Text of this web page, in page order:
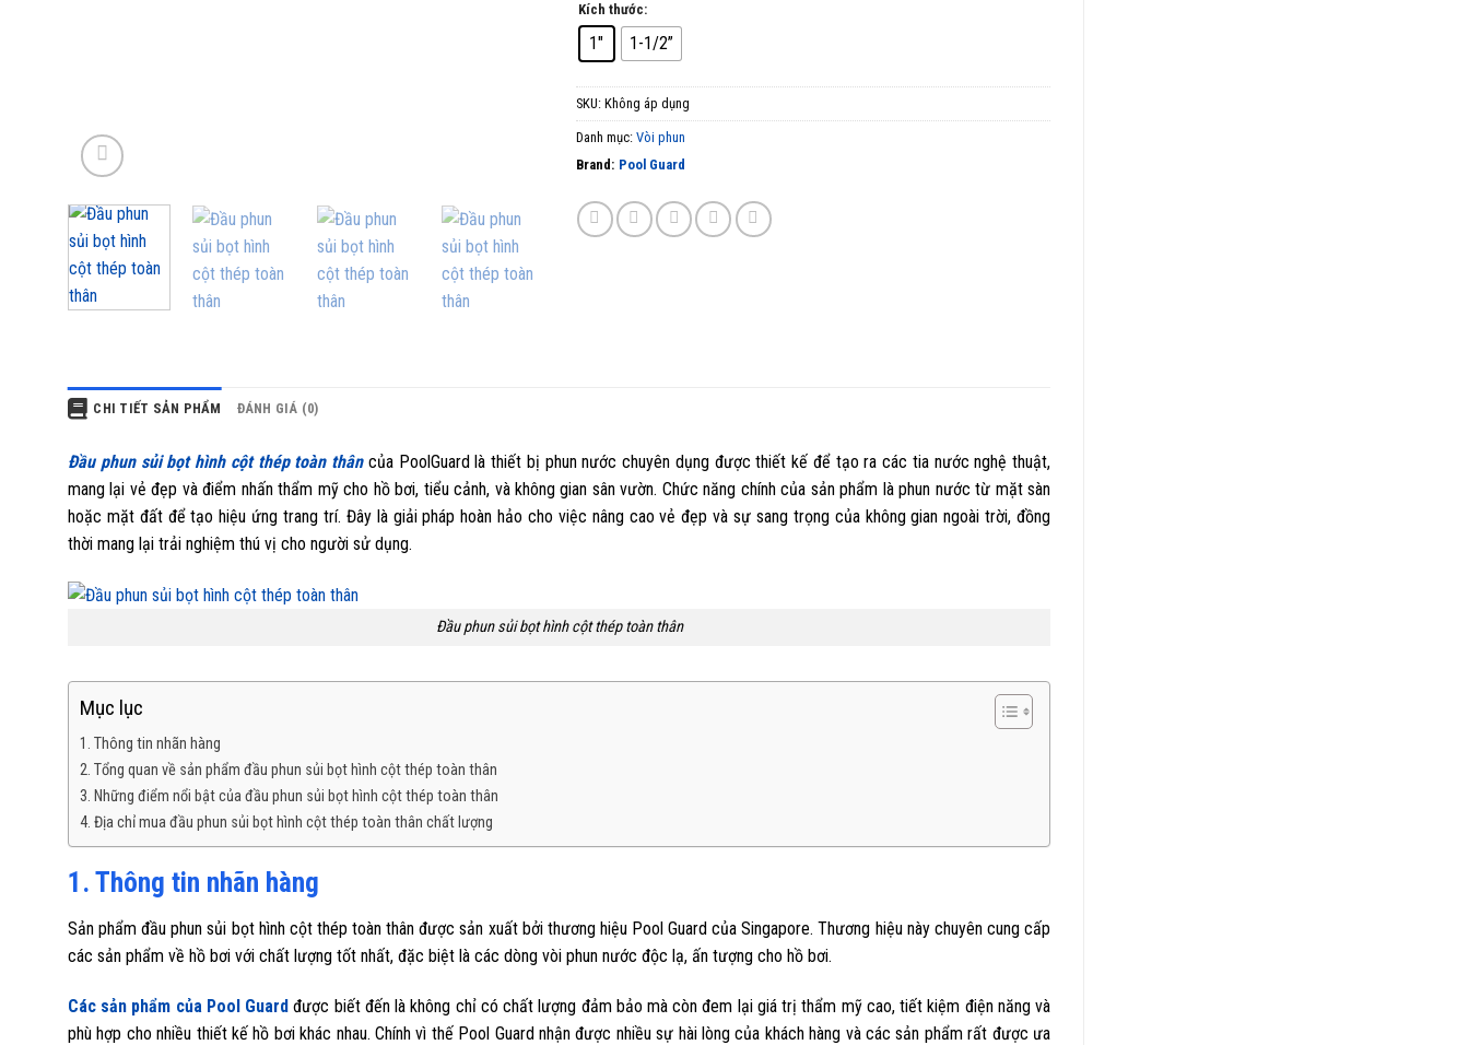
Kích thước:
1" 1-1/2”
SKU: Không áp dụng
Danh mục: Vòi phun
Brand: Pool Guard
CHI TIẾT SẢN PHẨM ĐÁNH GIÁ (0)
Đầu phun sủi bọt hình cột thép toàn thâncủa PoolGuard là thiết bị phun nước chuyên dụng được thiết kế để tạo ra các tia nước nghệ thuật,
mang lại vẻ đẹp và điểm nhấn thẩm mỹ cho hồ bơi, tiểu cảnh, và không gian sân vườn. Chức năng chính của sản phẩm là phun nước từ mặt sàn
hoặc mặt đất để tạo hiệu ứng trang trí. Đây là giải pháp hoàn hảo cho việc nâng cao vẻ đẹp và sự sang trọng của không gian ngoài trời, đồng
thời mang lại trải nghiệm thú vị cho người sử dụng.
Đầu phun sủi bọt hình cột thép toàn thân
Mục lục
1. Thông tin nhãn hàng
2. Tổng quan về sản phẩm đầu phun sủi bọt hình cột thép toàn thân
3. Những điểm nổi bật của đầu phun sủi bọt hình cột thép toàn thân
4. Địa chỉ mua đầu phun sủi bọt hình cột thép toàn thân chất lượng
1. Thông tin nhãn hàng
Sản phẩm đầu phun sủi bọt hình cột thép toàn thân được sản xuất bởi thương hiệu Pool Guard của Singapore. Thương hiệu này chuyên cung cấp
các sản phẩm về hồ bơi với chất lượng tốt nhất, đặc biệt là các dòng vòi phun nước độc lạ, ấn tượng cho hồ bơi.
Các sản phẩm của Pool Guard được biết đến là không chỉ có chất lượng đảm bảo mà còn đem lại giá trị thẩm mỹ cao, tiết kiệm điện năng và
phù hợp cho nhiều thiết kế hồ bơi khác nhau. Chính vì thế Pool Guard nhận được nhiều sự hài lòng của khách hàng và các sản phẩm rất được ưa